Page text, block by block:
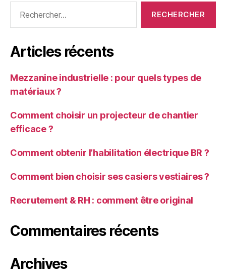
Articles récents
Mezzanine industrielle : pour quels types de
matériaux ?
Comment choisir un projecteur de chantier
efficace ?
Comment obtenir l’habilitation électrique BR ?
Comment bien choisir ses casiers vestiaires ?
Recrutement & RH : comment être original
Commentaires récents
Archives